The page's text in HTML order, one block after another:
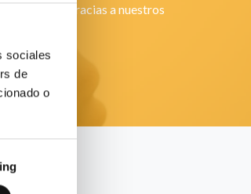
sociales
de
o
un manitas, gracias a nuestros